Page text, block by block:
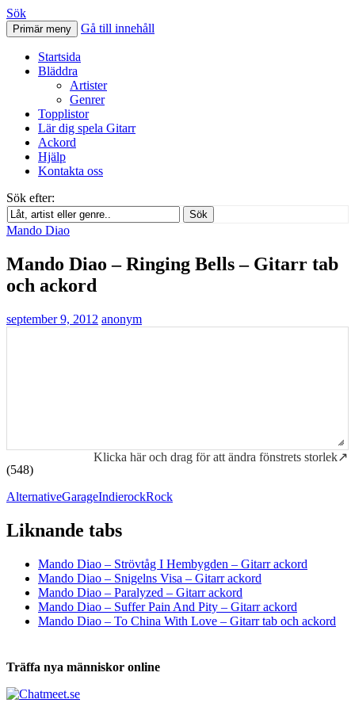
Svenskatabs.se
Sök
Primär meny Gå till innehåll
Startsida
Bläddra
Artister
Genrer
Topplistor
Lär dig spela Gitarr
Ackord
Hjälp
Kontakta oss
Sök efter:
Sök
Mando Diao
Mando Diao – Ringing Bells – Gitarr tab
och ackord
september 9, 2012 anonym
Klicka här och drag för att ändra fönstrets storlek↗
(548)
AlternativeGarageIndierockRock
Liknande tabs
Mando Diao – Strövtåg I Hembygden – Gitarr ackord
Mando Diao – Snigelns Visa – Gitarr ackord
Mando Diao – Paralyzed – Gitarr ackord
Mando Diao – Suffer Pain And Pity – Gitarr ackord
Mando Diao – To China With Love – Gitarr tab och ackord
Träffa nya människor online